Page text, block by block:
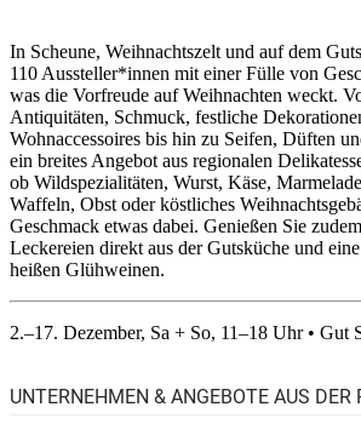
In Scheune, Weihnachtszelt und auf dem
110 Aussteller*innen mit einer Fülle von
was die Vorfreude auf Weihnachten weckt.
Antiquitäten, Schmuck, festliche
Wohnaccessoires bis hin zu Seifen, Düften
ein breites Angebot aus regionalen
ob Wildspezialitäten, Wurst, Käse,
Waffeln, Obst oder köstliches
Geschmack etwas dabei. Genießen Sie
Leckereien direkt aus der Gutsküche und
heißen Glühweinen.
2.–17. Dezember, Sa + So, 11–18 Uhr • Gut